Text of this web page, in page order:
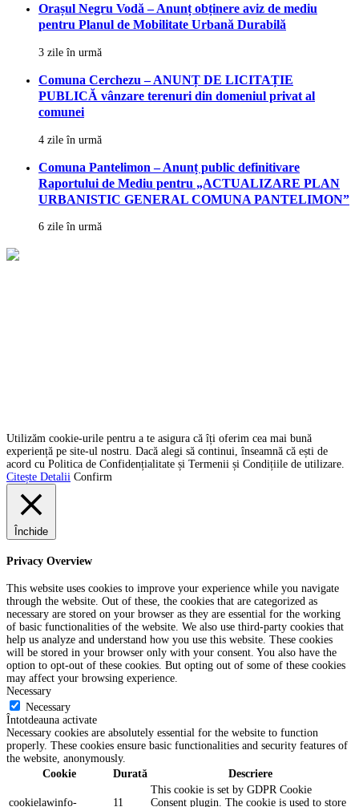
Orașul Negru Vodă – Anunț obținere aviz de mediu
pentru Planul de Mobilitate Urbană Durabilă
3 zile în urmă
Comuna Cerchezu – ANUNȚ DE LICITAȚIE
PUBLICĂ vânzare terenuri din domeniul privat al
comunei
4 zile în urmă
Comuna Pantelimon – Anunț public definitivare
Raportului de Mediu pentru „ACTUALIZARE PLAN
URBANISTIC GENERAL COMUNA PANTELIMON”
6 zile în urmă
Utilizăm cookie-urile pentru a te asigura că îți oferim cea mai bună
experiență pe site-ul nostru. Dacă alegi să continui, înseamnă că ești de
acord cu Politica de Confidențialitate și Termenii și Condițiile de utilizare.
Citește Detalii Confirm
Închide
Privacy Overview
This website uses cookies to improve your experience while you navigate
through the website. Out of these, the cookies that are categorized as
necessary are stored on your browser as they are essential for the working
of basic functionalities of the website. We also use third-party cookies that
help us analyze and understand how you use this website. These cookies
will be stored in your browser only with your consent. You also have the
option to opt-out of these cookies. But opting out of some of these cookies
may affect your browsing experience.
Necessary
Necessary
Întotdeauna activate
Necessary cookies are absolutely essential for the website to function
properly. These cookies ensure basic functionalities and security features of
the website, anonymously.
Cookie
Durată Descriere
cookielawinfo-
11
This cookie is set by GDPR Cookie
Consent plugin. The cookie is used to store